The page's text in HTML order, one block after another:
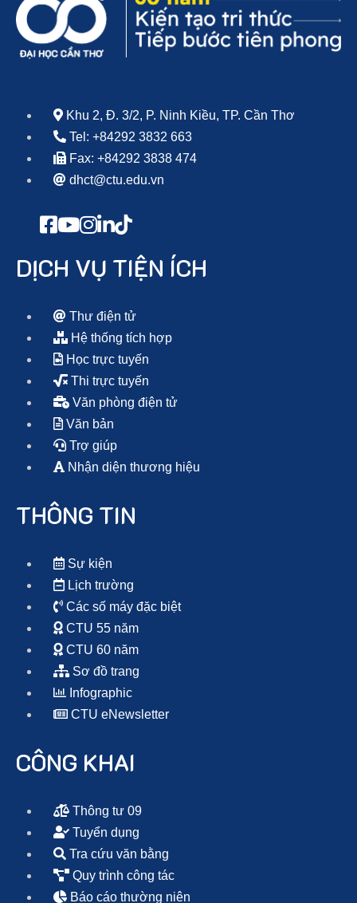
Khu 2, Đ. 3/2, P. Ninh Kiều, TP. Cần Thơ
Tel: +84292 3832 663
Fax: +84292 3838 474
dhct@ctu.edu.vn
DỊCH VỤ TIỆN ÍCH
Thư điện tử
Hệ thống tích hợp
Học trực tuyến
Thi trực tuyến
Văn phòng điện tử
Văn bản
Trợ giúp
Nhận diện thương hiệu
THÔNG TIN
Sự kiện
Lịch trường
Các số máy đặc biệt
CTU 55 năm
CTU 60 năm
Sơ đồ trang
Infographic
CTU eNewsletter
CÔNG KHAI
Thông tư 09
Tuyển dụng
Tra cứu văn bằng
Quy trình công tác
Báo cáo thường niên